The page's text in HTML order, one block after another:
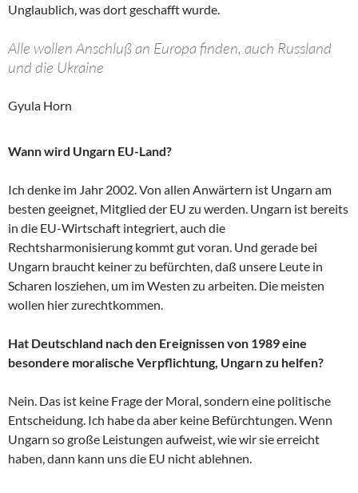
Unglaublich, was dort geschafft wurde.
Alle wollen Anschluß an Europa finden, auch Russland
und die Ukraine
Gyula Horn
Wann wird Ungarn EU-Land?
Ich denke im Jahr 2002. Von allen Anwärtern ist Ungarn am
besten geeignet, Mitglied der EU zu werden. Ungarn ist bereits
in die EU-Wirtschaft integriert, auch die
Rechtsharmonisierung kommt gut voran. Und gerade bei
Ungarn braucht keiner zu befürchten, daß unsere Leute in
Scharen losziehen, um im Westen zu arbeiten. Die meisten
wollen hier zurechtkommen.
Hat Deutschland nach den Ereignissen von 1989 eine
besondere moralische Verpflichtung, Ungarn zu helfen?
Nein. Das ist keine Frage der Moral, sondern eine politische
Entscheidung. Ich habe da aber keine Befürchtungen. Wenn
Ungarn so große Leistungen aufweist, wie wir sie erreicht
haben, dann kann uns die EU nicht ablehnen.